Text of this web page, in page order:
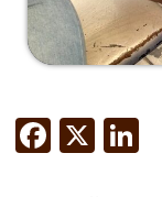
F
a
X